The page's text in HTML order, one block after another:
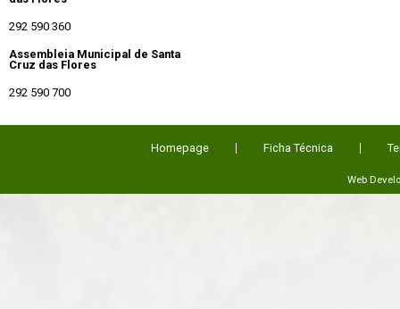
292 590 360
Assembleia Municipal de Santa
Cruz das Flores
292 590 700
Homepage Ficha Técnica
Web